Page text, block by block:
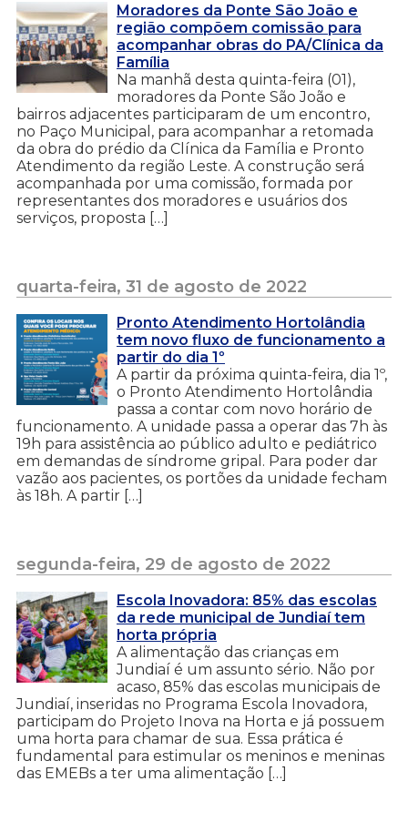
Moradores da Ponte São João e
região compõem comissão para
acompanhar obras do PA/Clínica da
Família
Na manhã desta quinta-feira (01),
moradores da Ponte São João e
bairros adjacentes participaram de um encontro,
no Paço Municipal, para acompanhar a retomada
da obra do prédio da Clínica da Família e Pronto
Atendimento da região Leste. A construção será
acompanhada por uma comissão, formada por
representantes dos moradores e usuários dos
serviços, proposta […]
quarta-feira, 31 de agosto de 2022
Pronto Atendimento Hortolândia
tem novo fluxo de funcionamento a
partir do dia 1º
A partir da próxima quinta-feira, dia 1º,
o Pronto Atendimento Hortolândia
passa a contar com novo horário de
funcionamento. A unidade passa a operar das 7h às
19h para assistência ao público adulto e pediátrico
em demandas de síndrome gripal. Para poder dar
vazão aos pacientes, os portões da unidade fecham
às 18h. A partir […]
segunda-feira, 29 de agosto de 2022
Escola Inovadora: 85% das escolas
da rede municipal de Jundiaí tem
horta própria
A alimentação das crianças em
Jundiaí é um assunto sério. Não por
acaso, 85% das escolas municipais de
Jundiaí, inseridas no Programa Escola Inovadora,
participam do Projeto Inova na Horta e já possuem
uma horta para chamar de sua. Essa prática é
fundamental para estimular os meninos e meninas
das EMEBs a ter uma alimentação […]